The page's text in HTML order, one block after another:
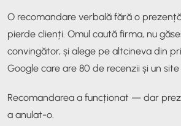
O recomandare verbală fără o
pierde clienți. Omul caută firma, nu
convingător, și alege pe altcineva din
Google care are 80 de recenzii și un site
Recomandarea a funcționat — dar
a anulat-o.